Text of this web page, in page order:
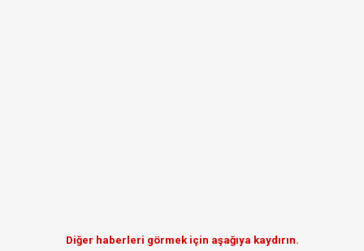
Diğer haberleri görmek için aşağıya kaydırın.